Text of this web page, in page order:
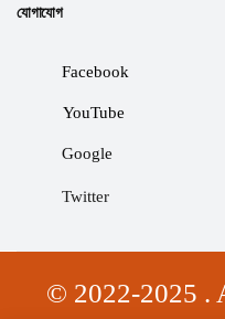
যোগাযোগ
Facebook
YouTube
Google
Twitter
© 2022-2025 .